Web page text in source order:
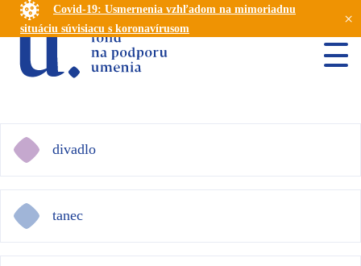
Covid-19: Usmernenia vzhľadom na mimoriadnu
situáciu súvisiacu s koronavírusom
×
divadlo
tanec